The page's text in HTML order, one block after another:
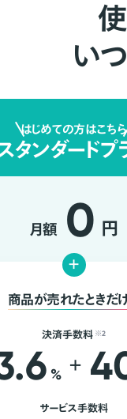
い
はじめての方はこちら
タンダードプ
月額 0 円
+
商品が売れたときだ
決済手数料 ※2
% +
サービス手数料